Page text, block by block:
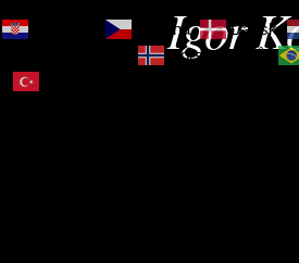
Igor
Čeština‎
Dansk
Norsk bokmål